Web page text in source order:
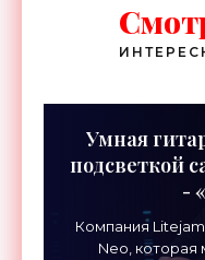
Умная
подсветкой
-
Компания
Neo, которая